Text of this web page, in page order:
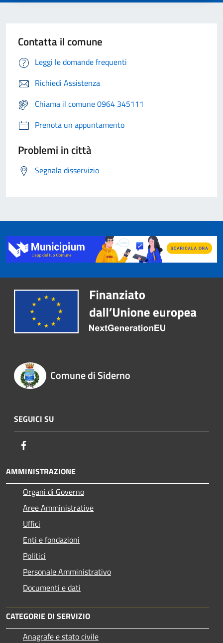
Contatta il comune
Leggi le domande frequenti
Richiedi Assistenza
Chiama il comune 0964 345111
Prenota un appuntamento
Problemi in città
Segnala disservizio
Comune di Siderno
SEGUICI SU
AMMINISTRAZIONE
Organi di Governo
Aree Amministrative
Uffici
Enti e fondazioni
Politici
Personale Amministrativo
Documenti e dati
CATEGORIE DI SERVIZIO
Anagrafe e stato civile